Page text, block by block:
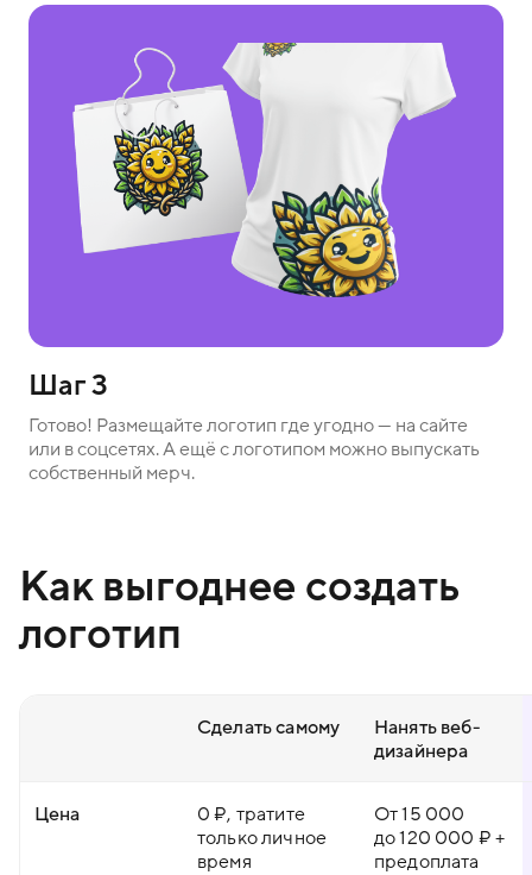
Шаг 3
Готово! Размещайте логотип где угодно — на сайте
или в соцсетях. А ещё с логотипом можно выпускать
собственный мерч.
Как выгоднее создать
логотип
Сделать самому
Нанять веб-
дизайнера
Цена
0 ₽, тратите
только личное
время
От 15 000
до 120 000 ₽ +
предоплата